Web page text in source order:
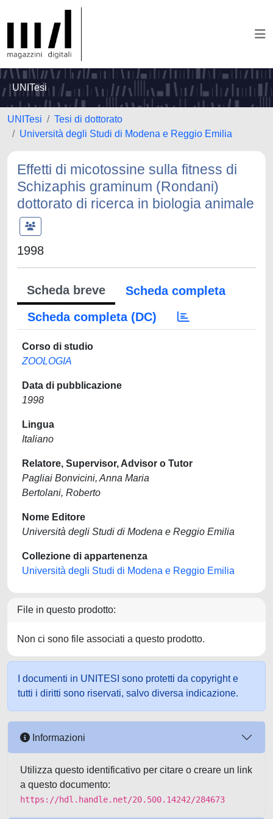
UNITesi
UNITesi
Tesi di dottorato
Università degli Studi di Modena e Reggio Emilia
Effetti di micotossine sulla fitness di
Schizaphis graminum (Rondani)
dottorato di ricerca in biologia animale
1998
Scheda breve
Scheda completa
Scheda completa (DC)
Corso di studio
ZOOLOGIA
Data di pubblicazione
1998
Lingua
Italiano
Relatore, Supervisor, Advisor o Tutor
Pagliai Bonvicini, Anna Maria
Bertolani, Roberto
Nome Editore
Università degli Studi di Modena e Reggio Emilia
Collezione di appartenenza
Università degli Studi di Modena e Reggio Emilia
File in questo prodotto:
Non ci sono file associati a questo prodotto.
I documenti in UNITESI sono protetti da copyright e
tutti i diritti sono riservati, salvo diversa indicazione.
Informazioni
Utilizza questo identificativo per citare o creare un link
a questo documento:
https://hdl.handle.net/20.500.14242/284673